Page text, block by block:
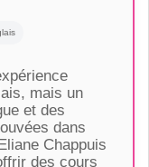
mais un
et des
dans
Chappuis
des cours